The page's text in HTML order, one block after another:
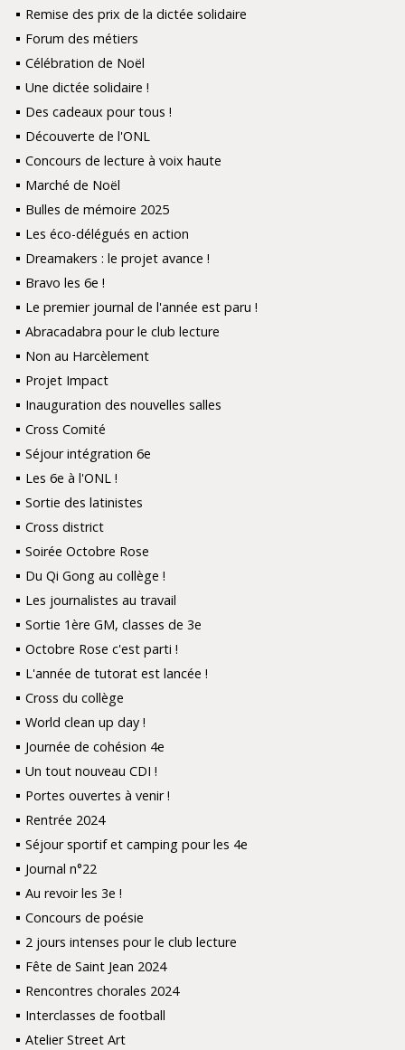
Remise des prix de la dictée solidaire
Forum des métiers
Célébration de Noël
Une dictée solidaire !
Des cadeaux pour tous !
Découverte de l'ONL
Concours de lecture à voix haute
Marché de Noël
Bulles de mémoire 2025
Les éco-délégués en action
Dreamakers : le projet avance !
Bravo les 6e !
Le premier journal de l'année est paru !
Abracadabra pour le club lecture
Non au Harcèlement
Projet Impact
Inauguration des nouvelles salles
Cross Comité
Séjour intégration 6e
Les 6e à l'ONL !
Sortie des latinistes
Cross district
Soirée Octobre Rose
Du Qi Gong au collège !
Les journalistes au travail
Sortie 1ère GM, classes de 3e
Octobre Rose c'est parti !
L'année de tutorat est lancée !
Cross du collège
World clean up day !
Journée de cohésion 4e
Un tout nouveau CDI !
Portes ouvertes à venir !
Rentrée 2024
Séjour sportif et camping pour les 4e
Journal n°22
Au revoir les 3e !
Concours de poésie
2 jours intenses pour le club lecture
Fête de Saint Jean 2024
Rencontres chorales 2024
Interclasses de football
Atelier Street Art